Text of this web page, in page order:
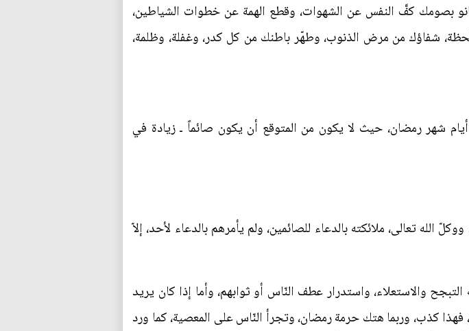
بصومك كفَّ النفس عن الشهوات، وقطع الهمة عن خطوات الشياطين،
شفاؤك من مرض الذنوب، وطهّر باطنك من كل كدر، وغفلة، وظلمة،
شهر رمضان، حيث لا يكون من المتوقع أن يكون صائماً ـ زيادة في
تعالى، ملائكته بالدعاء للصائمين، ولم يأمرهم بالدعاء لأحد، إلاّ
والاستعلاء، واستدرار عطف النّاس أو ثوابهم، وأما إذا كان يريد
كذب، وربما هتك حرمة رمضان، وتجرأ النّاس على المعصية، كما ورد